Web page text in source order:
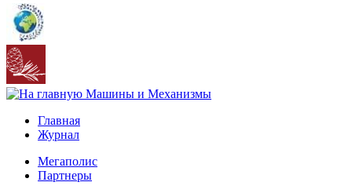
Главная
Журнал
Мегаполис
Партнеры